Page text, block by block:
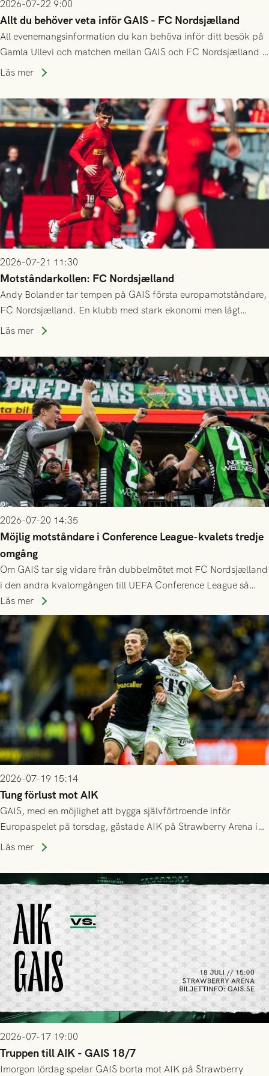
2026-07-22 9:00
Allt du behöver veta inför GAIS - FC Nordsjælland
All evenemangsinformation du kan behöva inför ditt besök på
Gamla Ullevi och matchen mellan GAIS och FC Nordsjælland i
kvalet till Conference League! Avspark kl 19.00 på torsdag
Läs mer
2026-07-21 11:30
Motståndarkollen: FC Nordsjælland
Andy Bolander tar tempen på GAIS första europamotståndare,
FC Nordsjælland. En klubb med stark ekonomi men lågt
publiksnitt, ett lag med både kollektiv styrka och individuell
Läs mer
2026-07-20 14:35
Möjlig motståndare i Conference League-kvalets tredje
omgång
Om GAIS tar sig vidare från dubbelmötet mot FC Nordsjælland
i den andra kvalomgången till UEFA Conference League så
spelas den tredje kvalomgången kort därpå. Motståndare blir
då vinnaren i mötet mellan isländska Valur och HŠK Zrinjski
Mostar från Bosnien och Hercegovina.
Läs mer
2026-07-19 15:14
Tung förlust mot AIK
GAIS, med en möjlighet att bygga självförtroende inför
Europaspelet på torsdag, gästade AIK på Strawberry Arena i
Stockholm . Men trots konstant hotande i första halvlek av
lyckades få in 2-0.
Läs mer
2026-07-17 19:00
Truppen till AIK - GAIS 18/7
Imorgon lördag spelar GAIS borta mot AIK på Strawberry